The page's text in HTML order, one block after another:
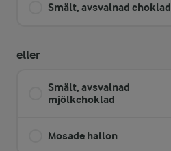
Smält, avsvalnad choklad
eller
Smält, avsvalnad
mjölkchoklad
Mosade hallon